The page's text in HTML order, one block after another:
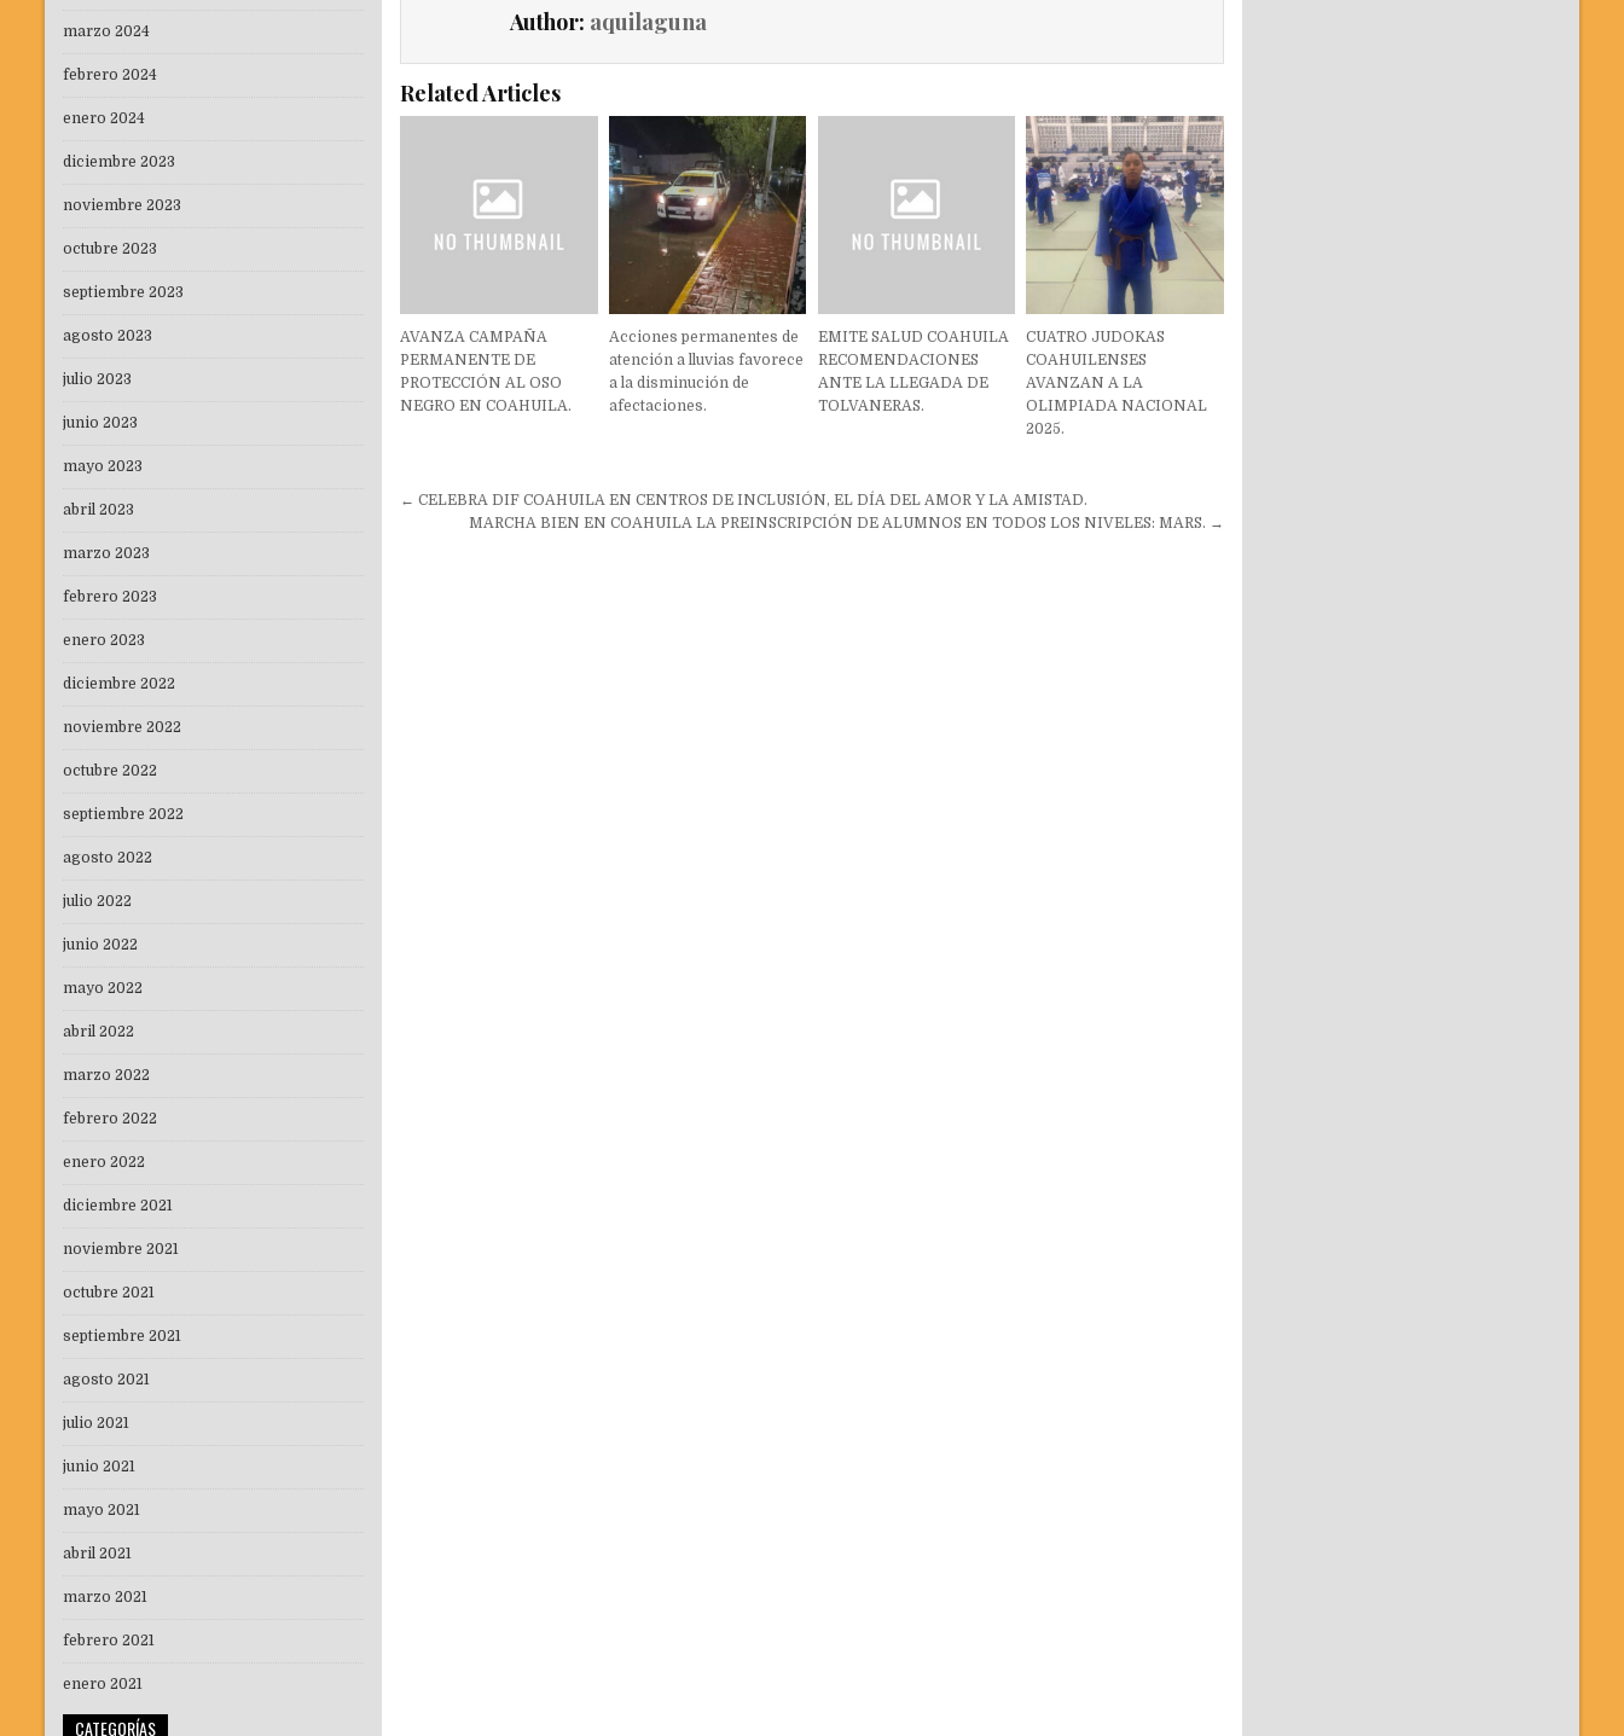
Author: aquilaguna
Related Articles
AVANZA CAMPAÑA
PERMANENTE DE
PROTECCIÓN AL OSO
NEGRO EN COAHUILA.
Acciones permanentes de
atención a lluvias favorece
a la disminución de
afectaciones.
EMITE SALUD COAHUILA
RECOMENDACIONES
ANTE LA LLEGADA DE
TOLVANERAS.
CUATRO JUDOKAS
COAHUILENSES
AVANZAN A LA
OLIMPIADA NACIONAL
2025.
Navegación
← CELEBRA DIF COAHUILA EN CENTROS DE INCLUSIÓN, EL DÍA DEL AMOR Y LA AMISTAD.
MARCHA BIEN EN COAHUILA LA PREINSCRIPCIÓN DE ALUMNOS EN TODOS LOS NIVELES: MARS. →
marzo 2024
febrero 2024
enero 2024
diciembre 2023
noviembre 2023
octubre 2023
septiembre 2023
agosto 2023
julio 2023
junio 2023
mayo 2023
abril 2023
marzo 2023
febrero 2023
enero 2023
diciembre 2022
noviembre 2022
octubre 2022
septiembre 2022
agosto 2022
julio 2022
junio 2022
mayo 2022
abril 2022
marzo 2022
febrero 2022
enero 2022
diciembre 2021
noviembre 2021
octubre 2021
septiembre 2021
agosto 2021
julio 2021
junio 2021
mayo 2021
abril 2021
marzo 2021
febrero 2021
enero 2021
CATEGORÍAS